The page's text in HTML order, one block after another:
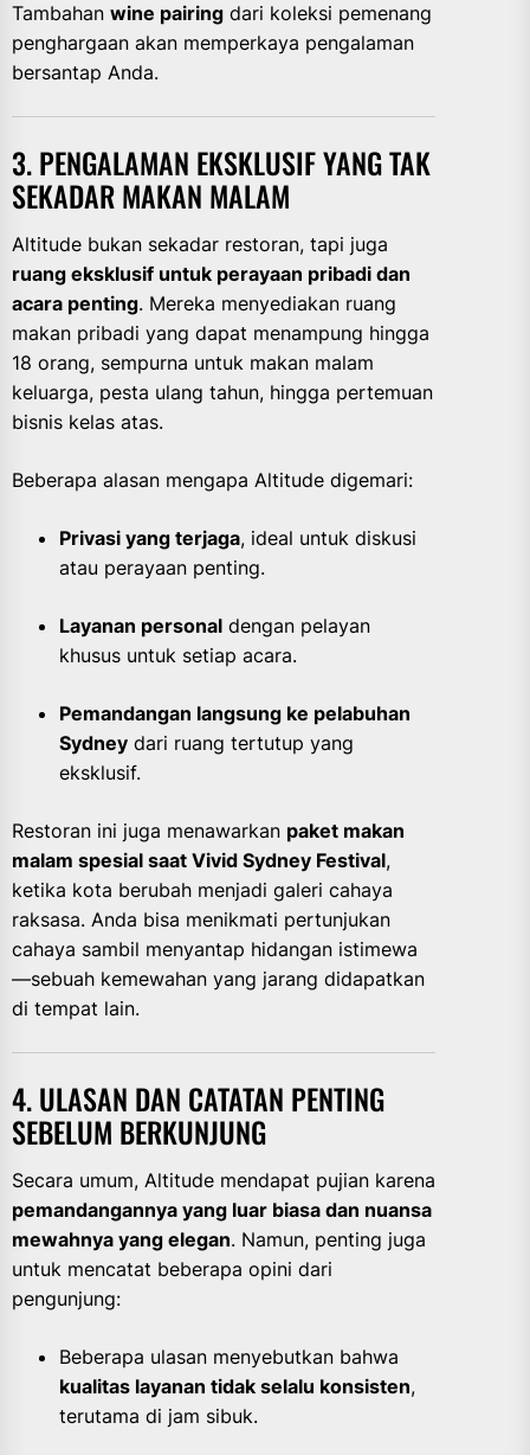
Tambahan wine pairing dari koleksi pemenang
penghargaan akan memperkaya pengalaman
bersantap Anda.
3. PENGALAMAN EKSKLUSIF YANG TAK
SEKADAR MAKAN MALAM
Altitude bukan sekadar restoran, tapi juga
ruang eksklusif untuk perayaan pribadi dan
acara penting. Mereka menyediakan ruang
makan pribadi yang dapat menampung hingga
18 orang, sempurna untuk makan malam
keluarga, pesta ulang tahun, hingga pertemuan
bisnis kelas atas.
Beberapa alasan mengapa Altitude digemari:
Privasi yang terjaga, ideal untuk diskusi
atau perayaan penting.
Layanan personal dengan pelayan
khusus untuk setiap acara.
Pemandangan langsung ke pelabuhan
Sydney dari ruang tertutup yang
eksklusif.
Restoran ini juga menawarkan paket makan
malam spesial saat Vivid Sydney Festival,
ketika kota berubah menjadi galeri cahaya
raksasa. Anda bisa menikmati pertunjukan
cahaya sambil menyantap hidangan istimewa
—sebuah kemewahan yang jarang didapatkan
di tempat lain.
4. ULASAN DAN CATATAN PENTING
SEBELUM BERKUNJUNG
Secara umum, Altitude mendapat pujian karena
pemandangannya yang luar biasa dan nuansa
mewahnya yang elegan. Namun, penting juga
untuk mencatat beberapa opini dari
pengunjung:
Beberapa ulasan menyebutkan bahwa
kualitas layanan tidak selalu konsisten,
terutama di jam sibuk.